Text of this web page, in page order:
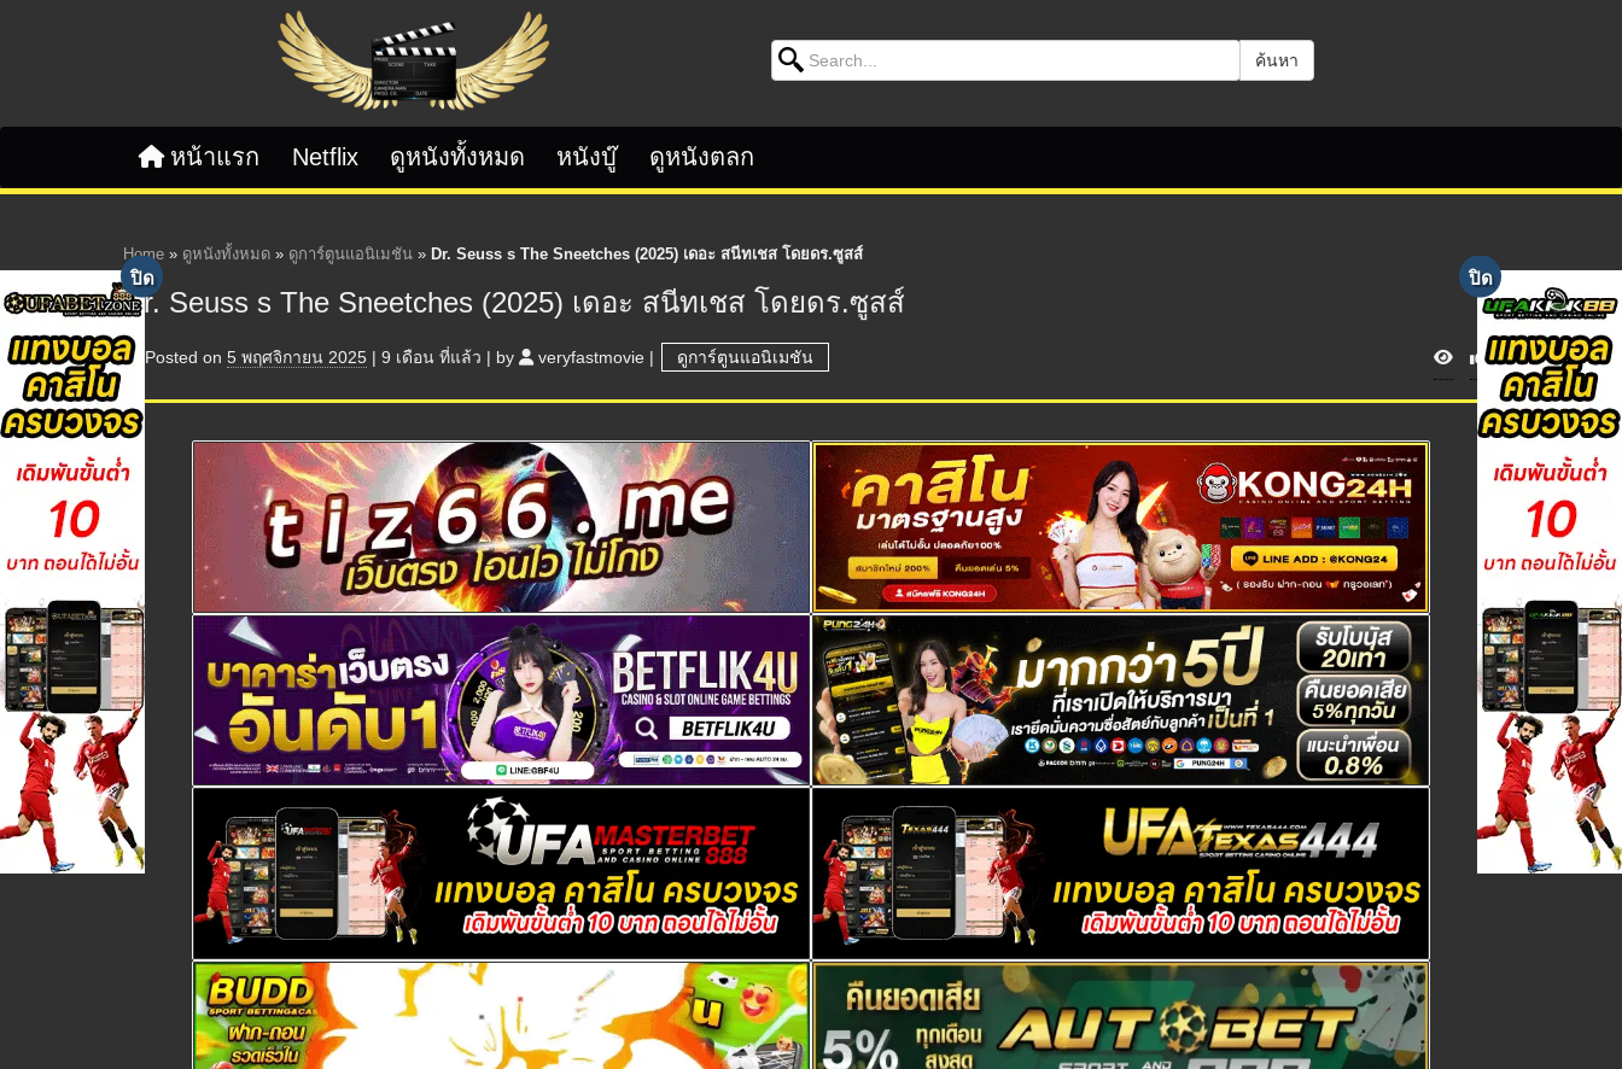
Search for: ค้นหา
หน้าแรก Netflix ดูหนังทั้งหมด หนังบู๊ ดูหนังตลก
Home » ดูหนังทั้งหมด » ดูการ์ตูนแอนิเมชัน » Dr. Seuss s The Sneetches (2025) เดอะ สนีทเชส โดยดร.ซูสส์
Dr. Seuss s The Sneetches (2025) เดอะ สนีทเชส โดยดร.ซูสส์
Posted on 5 พฤศจิกายน 2025 | 9 เดือน ที่แล้ว | by veryfastmovie | ดูการ์ตูนแอนิเมชัน V
i